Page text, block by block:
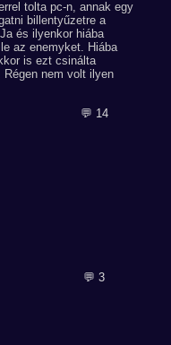
tolta pc-n, annak egy
billentyűzetre a
és ilyenkor hiába
az enemyket. Hiába
is ezt csinálta
nem volt ilyen
💬 14
💬 3